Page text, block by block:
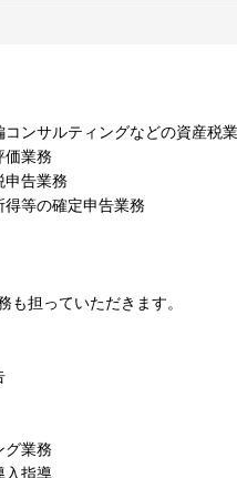
ンサルティングなどの資産税
価業務
申告業務
等の確定申告業務
も担っていただきます。
グ業務
入指導